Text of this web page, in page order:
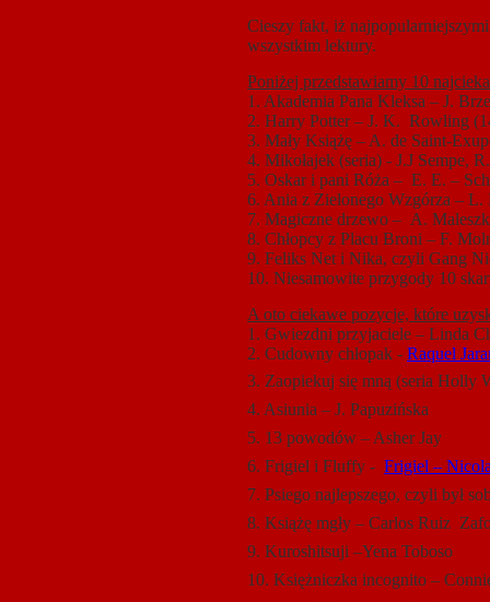
Cieszy fakt, iż
wszystkim lektury.
Poniżej przedstawiamy 10
1. Akademia Pana Kleksa – J.
2. Harry Potter – J. K. Rowling
3. Mały Książę – A. de Saint-
4. Mikołajek (seria) - J.J Sempe,
5. Oskar i pani Róża – E. E. –
6. Ania z Zielonego Wzgórza – L.
7. Magiczne drzewo – A.
8. Chłopcy z Placu Broni – F.
9. Feliks Net i Nika, czyli Gang
10. Niesamowite przygody 10
A oto ciekawe pozycje, które
1. Gwiezdni przyjaciele – Linda
2. Cudowny chłopak - Raquel
3. Zaopiekuj się mną (seria Holly
4. Asiunia – J. Papuzińska
5. 13 powodów – Asher Jay
6. Frigiel i Fluffy - Frigiel –
7. Psiego najlepszego, czyli był
8. Książę mgły – Carlos Ruiz
9. Kuroshitsuji –Yena Toboso
10. Księżniczka incognito –